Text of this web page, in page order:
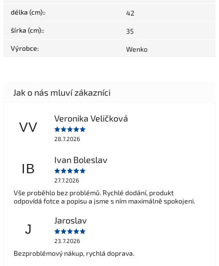
délka (cm):: 42
šírka (cm):: 35
Výrobce: Wenko
VV
Veronika Veličková
28.7.2026
IB
Ivan Boleslav
27.7.2026
Vše proběhlo bez problémů. Rychlé dodání, produkt
odpovídá fotce a popisu a jsme s ním maximálně spokojeni.
J
Jaroslav
23.7.2026
Bezproblémový nákup, rychlá doprava.